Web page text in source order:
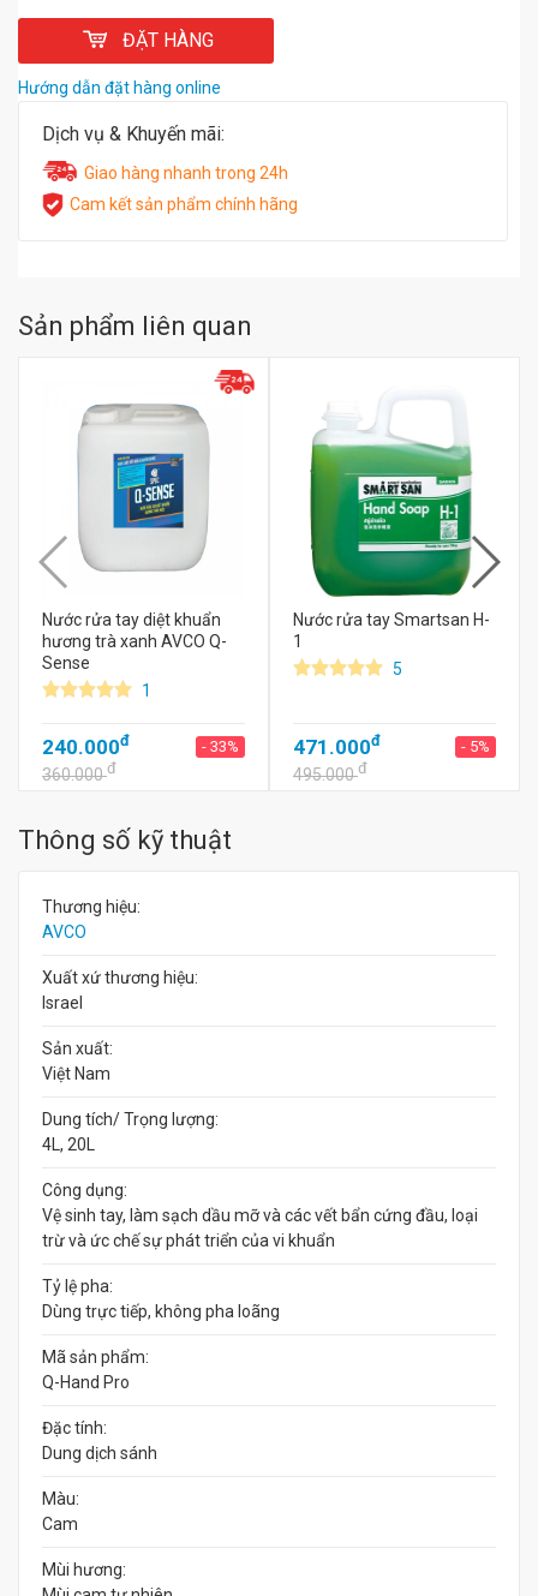
ĐẶT HÀNG
Hướng dẫn đặt hàng online
Dịch vụ & Khuyến mãi:
Giao hàng nhanh trong 24h
Cam kết sản phẩm chính hãng
Sản phẩm liên quan
Nước rửa tay diệt khuẩn
hương trà xanh AVCO Q-
Sense
1
240.000đ - 33%
360.000đ
Nước rửa tay Smartsan H-
1
5
471.000đ - 5%
495.000đ
Thông số kỹ thuật
Thương hiệu:
AVCO
Xuất xứ thương hiệu:
Israel
Sản xuất:
Việt Nam
Dung tích/ Trọng lượng:
4L, 20L
Công dụng:
Vệ sinh tay, làm sạch dầu mỡ và các vết bẩn cứng đầu, loại
trừ và ức chế sự phát triển của vi khuẩn
Tỷ lệ pha:
Dùng trực tiếp, không pha loãng
Mã sản phẩm:
Q-Hand Pro
Đặc tính:
Dung dịch sánh
Màu:
Cam
Mùi hương: